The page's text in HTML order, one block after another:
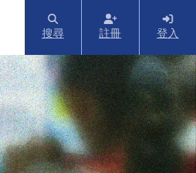
搜尋 註冊 登入